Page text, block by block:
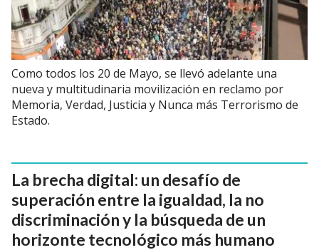
Como todos los 20 de Mayo, se llevó adelante una
nueva y multitudinaria movilización en reclamo por
Memoria, Verdad, Justicia y Nunca más Terrorismo de
Estado.
La brecha digital: un desafío de
superación entre la igualdad, la no
discriminación y la búsqueda de un
horizonte tecnológico más humano